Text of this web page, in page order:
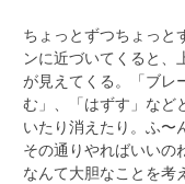
ちょっとずつちょっと
ンに近づいてくると、
が見えてくる。「ブレ
む」、「はずす」など
いたり消えたり。ふ〜
その通りやればいいの
なんて大胆なことを考